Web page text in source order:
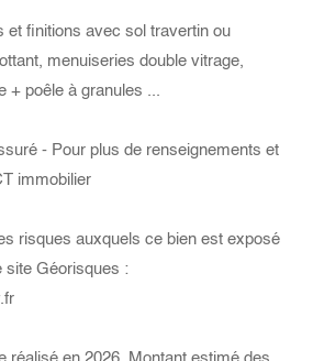
et finitions avec sol travertin ou
menuiseries double vitrage,
poêle à granules ...
- Pour plus de renseignements et
immobilier
risques auxquels ce bien est exposé
site Géorisques :